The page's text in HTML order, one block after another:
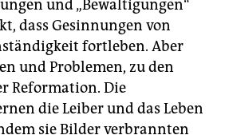
und „Bewältigungen“
dass Gesinnungen von
fortleben. Aber
und Problemen, zu den
Reformation. Die
die Leiber und das Leben
sie Bilder verbrannten